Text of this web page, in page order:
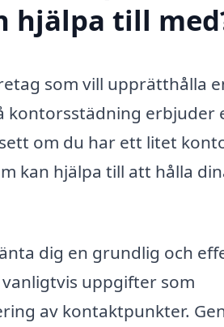
hjälpa till
som vill upprätthålla
kontorsstädning erbjuder
om du har ett litet
kan hjälpa till att hålla
dig en grundlig och
uppgifter som
av kontaktpunkter.